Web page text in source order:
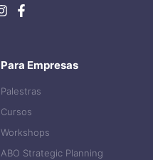
Para Empresas
Palestras
Cursos
Workshops
ABO Strategic Planning